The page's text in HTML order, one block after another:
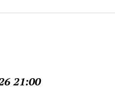
21:00